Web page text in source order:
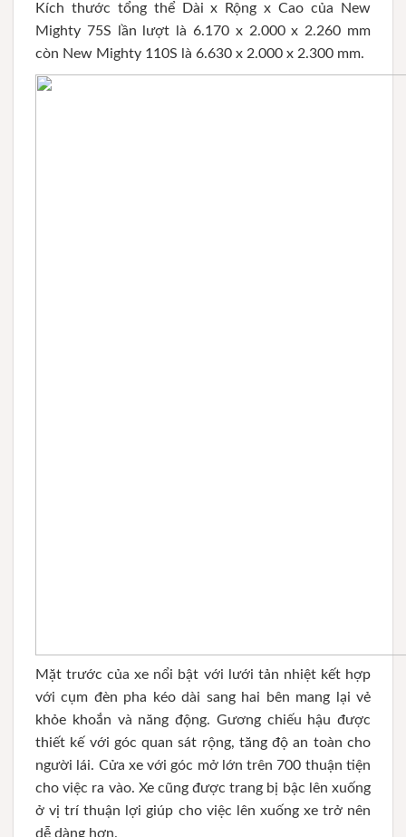
Kích thước tổng thể Dài x Rộng x Cao của New
Mighty 75S lần lượt là 6.170 x 2.000 x 2.260 mm
còn New Mighty 110S là 6.630 x 2.000 x 2.300 mm.
Mặt trước của xe nổi bật với lưới tản nhiệt kết hợp
với cụm đèn pha kéo dài sang hai bên mang lại vẻ
khỏe khoắn và năng động. Gương chiếu hậu được
thiết kế với góc quan sát rộng, tăng độ an toàn cho
người lái. Cửa xe với góc mở lớn trên 700 thuận tiện
cho việc ra vào. Xe cũng được trang bị bậc lên xuống
ở vị trí thuận lợi giúp cho việc lên xuống xe trở nên
dễ dàng hơn.